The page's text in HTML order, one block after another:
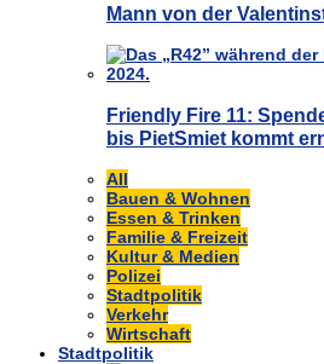
Mann von der
Friendly Fire 11:
bis PietSmiet kommt
All
Bauen & Wohnen
Essen & Trinken
Familie & Freizeit
Kultur & Medien
Polizei
Stadtpolitik
Verkehr
Wirtschaft
Stadtpolitik